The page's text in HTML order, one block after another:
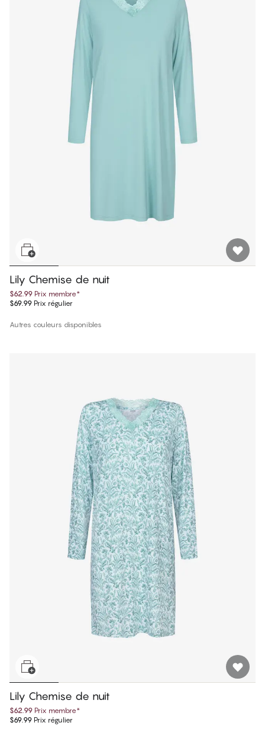
Lily Chemise de nuit
$62.99 Prix membre*
$69.99 Prix régulier
Autres couleurs disponibles
Lily Chemise de nuit
$62.99 Prix membre*
$69.99 Prix régulier